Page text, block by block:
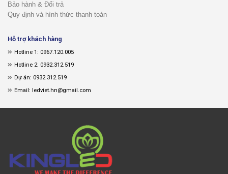
Bảo hành & Đổi trả
Quy định và hình thức thanh toán
Hỗ trợ khách hàng
Hotline 1: 0967.120.005
Hotline 2: 0932.312.519
Dự án: 0932.312.519
Email: ledviet.hn@gmail.com